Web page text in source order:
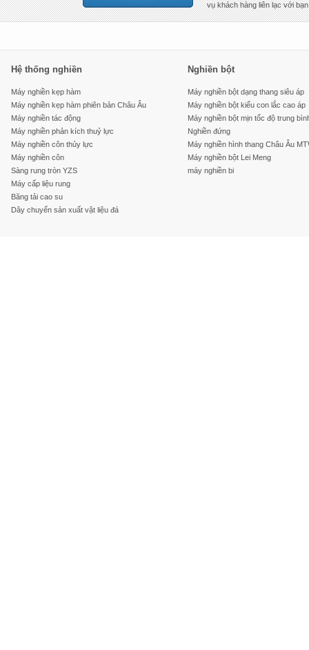
vụ khách hàng liên lạc với
Hệ thống nghiền
Máy nghiền kẹp hàm
Máy nghiền kẹp hàm phiên bản Châu Âu
Máy nghiền tác động
Máy nghiền phản kích thuỷ lực
Máy nghiền côn thủy lực
Máy nghiền côn
Sàng rung tròn YZS
Máy cấp liệu rung
Băng tải cao su
Dây chuyển sản xuất vật liệu đá
Nghiền bột
Máy nghiền bột dạng thang siêu áp
Máy nghiền bột kiểu con lắc cao áp
Máy nghiền bột mịn tốc độ trung
Nghiền đứng
Máy nghiền hình thang Châu Âu
Máy nghiền bột Lei Meng
máy nghiền bi